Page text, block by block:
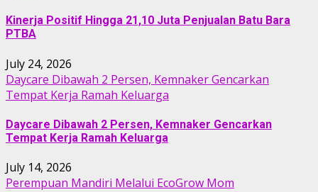
Kinerja Positif Hingga 21,10 Juta Penjualan Batu Bara
PTBA
July 24, 2026
Daycare Dibawah 2 Persen, Kemnaker Gencarkan
Tempat Kerja Ramah Keluarga
Daycare Dibawah 2 Persen, Kemnaker Gencarkan
Tempat Kerja Ramah Keluarga
July 14, 2026
Perempuan Mandiri Melalui EcoGrow Mom